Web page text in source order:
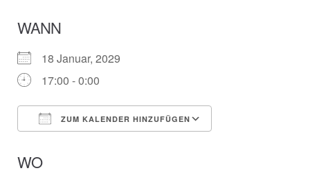
WANN
18 Januar, 2029
17:00 - 0:00
ZUM KALENDER HINZUFÜGEN
WO